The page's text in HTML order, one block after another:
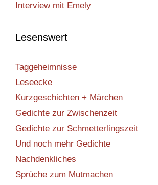
Interview mit Emely
Lesenswert
Taggeheimnisse
Leseecke
Kurzgeschichten + Märchen
Gedichte zur Zwischenzeit
Gedichte zur Schmetterlingszeit
Und noch mehr Gedichte
Nachdenkliches
Sprüche zum Mutmachen